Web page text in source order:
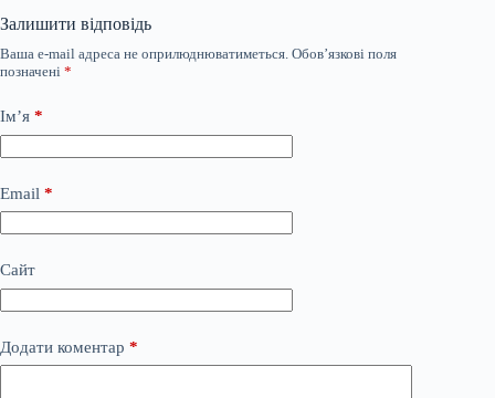
Залишити відповідь
Ваша e-mail адреса не оприлюднюватиметься. Обов’язкові поля
позначені *
Ім’я *
Email *
Сайт
Додати коментар *